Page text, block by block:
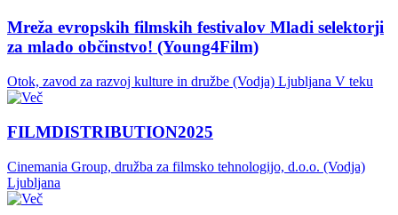
Mreža evropskih filmskih festivalov Mladi selektorji
za mlado občinstvo! (Young4Film)
Otok, zavod za razvoj kulture in družbe (Vodja) Ljubljana V teku
FILMDISTRIBUTION2025
Cinemania Group, družba za filmsko tehnologijo, d.o.o. (Vodja)
Ljubljana